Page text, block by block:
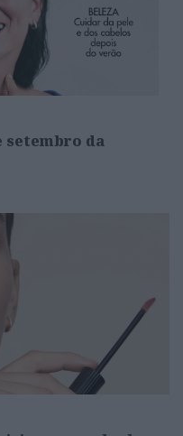
setembro da